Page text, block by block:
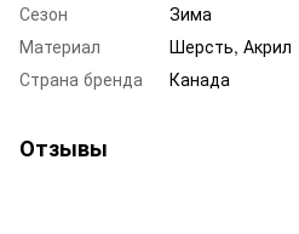
Сезон
Зима
Материал
Шерсть, Акрил
Страна бренда
Канада
Отзывы